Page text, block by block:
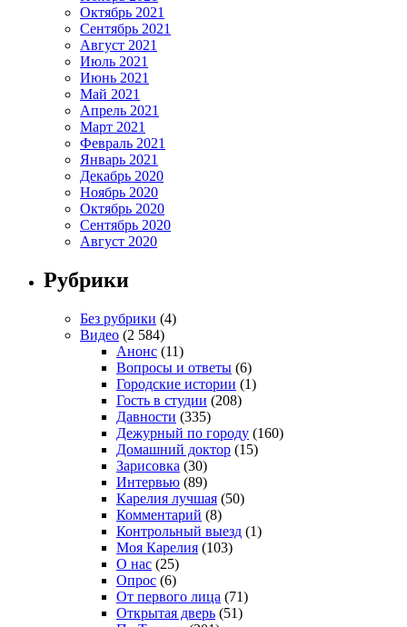
Октябрь 2021
Сентябрь 2021
Август 2021
Июль 2021
Июнь 2021
Май 2021
Апрель 2021
Март 2021
Февраль 2021
Январь 2021
Декабрь 2020
Ноябрь 2020
Октябрь 2020
Сентябрь 2020
Август 2020
Рубрики
Без рубрики (4)
Видео (2 584)
Анонс (11)
Вопросы и ответы (6)
Городские истории (1)
Гость в студии (208)
Давности (335)
Дежурный по городу (160)
Домашний доктор (15)
Зарисовка (30)
Интервью (89)
Карелия лучшая (50)
Комментарий (8)
Контрольный выезд (1)
Моя Карелия (103)
О нас (25)
Опрос (6)
От первого лица (71)
Открытая дверь (51)